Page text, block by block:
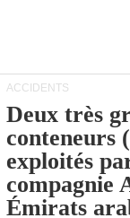
ACCIDENTS
Deux très
conteneurs
exploités
compagnie
Émirats